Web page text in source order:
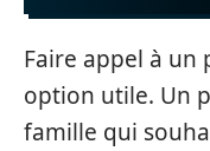
Faire appel à un
option utile. Un
famille qui